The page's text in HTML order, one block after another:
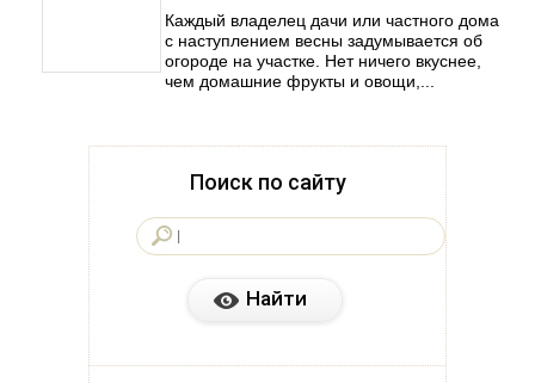
Каждый владелец дачи или частного дома
с наступлением весны задумывается об
огороде на участке. Нет ничего вкуснее,
чем домашние фрукты и овощи,...
Поиск по сайту